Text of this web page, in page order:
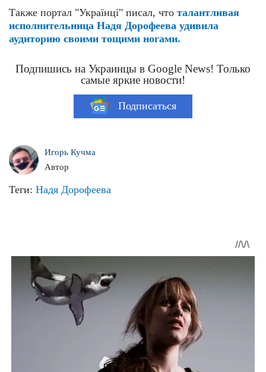
Также портал "Українці" писал, что талантливая
исполнительница Надя Дорофеева удивила
аудиторию своими тощими ногами.
Подпишись на Украинцы в Google News! Только
самые яркие новости!
Подписаться
Игорь Кучма
Автор
Теги: Надя Дорофеева